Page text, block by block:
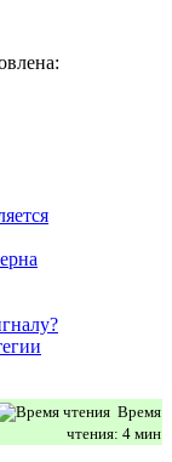
Время
чтения: 4 мин